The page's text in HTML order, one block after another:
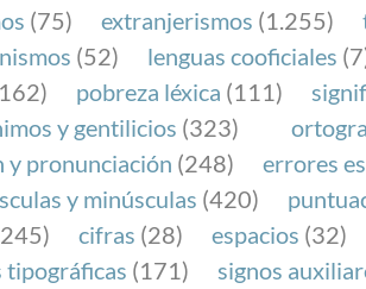
(75) extranjerismos (1.255)
(52) lenguas cooficiales
pobreza léxica (111)
y gentilicios (323)
y pronunciación (248)
errores
y minúsculas (420)
cifras (28) espacios (32)
tipográficas (171)
signos